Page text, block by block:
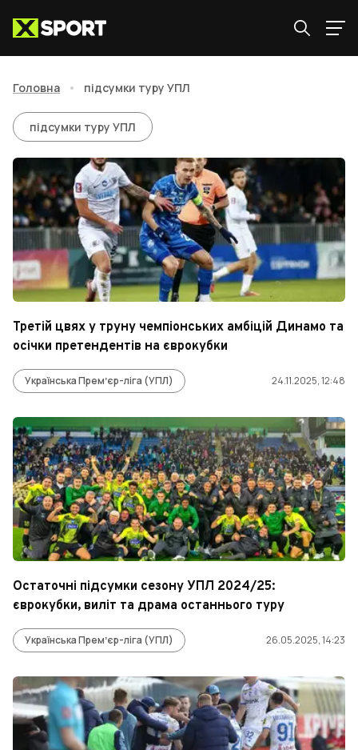
Головна • підсумки туру УПЛ
підсумки туру УПЛ
підсумки туру УПЛ
Третій цвях у труну чемпіонських амбіцій Динамо та
осічки претендентів на єврокубки
Українська Премʼєр-ліга (УПЛ) 24.11.2025, 12:48
Остаточні підсумки сезону УПЛ 2024/25:
єврокубки, виліт та драма останнього туру
Українська Премʼєр-ліга (УПЛ) 26.05.2025, 14:23